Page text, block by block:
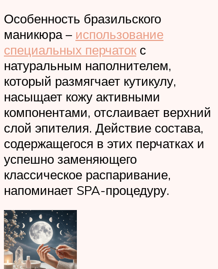
Особенность бразильского
маникюра – использование
специальных перчаток с
натуральным наполнителем,
который размягчает кутикулу,
насыщает кожу активными
компонентами, отслаивает верхний
слой эпителия. Действие состава,
содержащегося в этих перчатках и
успешно заменяющего
классическое распаривание,
напоминает SPA-процедуру.